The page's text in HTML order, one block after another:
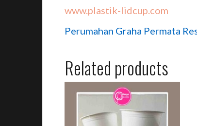
www.plastik-lidcup.com
Perumahan Graha Permata
Related products